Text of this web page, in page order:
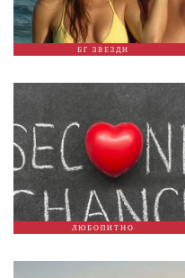
БГ ЗВЕЗДИ
ЛЮБОПИТНО